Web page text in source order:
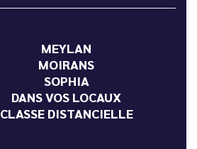
MEYLAN
MOIRANS
SOPHIA
DANS VOS LOCAUX
CLASSE DISTANCIELLE